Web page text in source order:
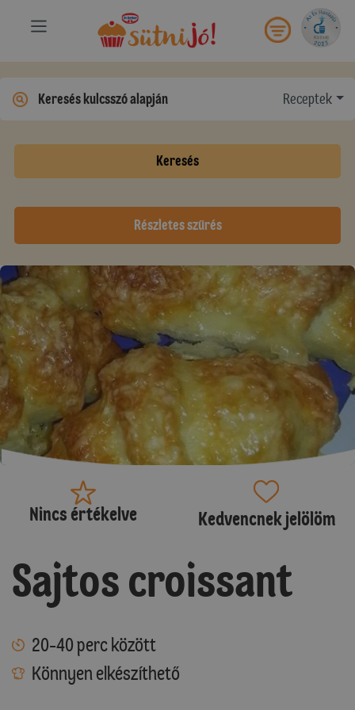
Receptek
Keresés
Részletes szűrés
Nincs értékelve Kedvencnek jelölöm
Sajtos croissant
20-40 perc között
Könnyen elkészíthető